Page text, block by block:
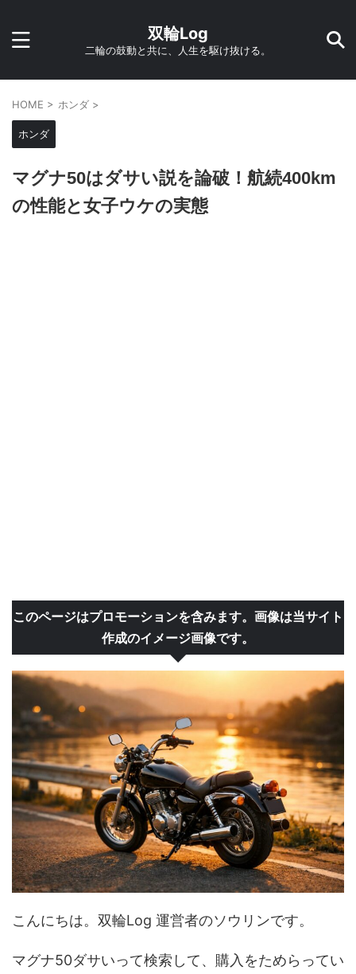
双輪Log
二輪の鼓動と共に、人生を駆け抜ける。
HOME > ホンダ >
ホンダ
マグナ50はダサい説を論破！航続400km
の性能と女子ウケの実態
このページはプロモーションを含みます。画像は当サイト
作成のイメージ画像です。
こんにちは。双輪Log 運営者のソウリンです。
マグナ50ダサいって検索して、購入をためらってい